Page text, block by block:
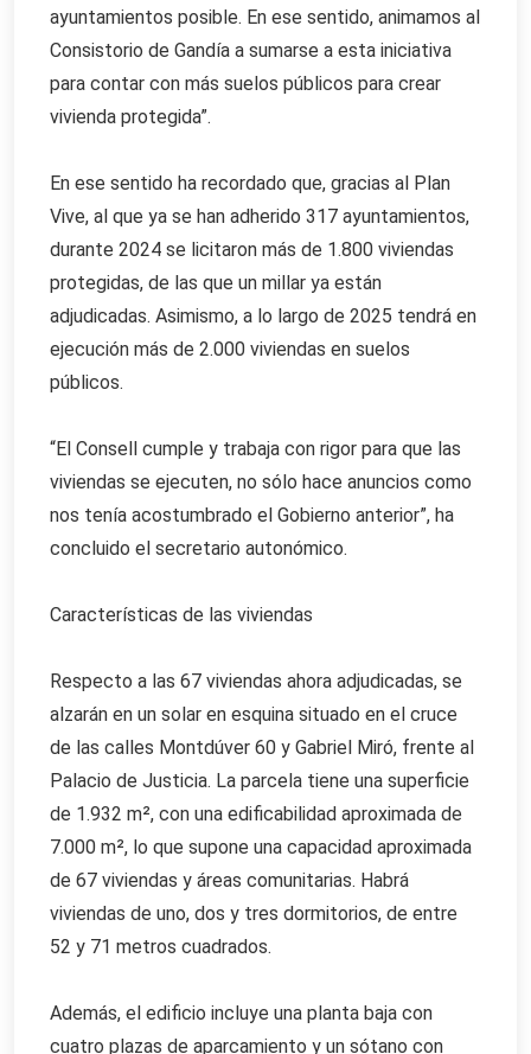
ayuntamientos posible. En ese sentido, animamos al
Consistorio de Gandía a sumarse a esta iniciativa
para contar con más suelos públicos para crear
vivienda protegida”.
En ese sentido ha recordado que, gracias al Plan
Vive, al que ya se han adherido 317 ayuntamientos,
durante 2024 se licitaron más de 1.800 viviendas
protegidas, de las que un millar ya están
adjudicadas. Asimismo, a lo largo de 2025 tendrá en
ejecución más de 2.000 viviendas en suelos
públicos.
“El Consell cumple y trabaja con rigor para que las
viviendas se ejecuten, no sólo hace anuncios como
nos tenía acostumbrado el Gobierno anterior”, ha
concluido el secretario autonómico.
Características de las viviendas
Respecto a las 67 viviendas ahora adjudicadas, se
alzarán en un solar en esquina situado en el cruce
de las calles Montdúver 60 y Gabriel Miró, frente al
Palacio de Justicia. La parcela tiene una superficie
de 1.932 m², con una edificabilidad aproximada de
7.000 m², lo que supone una capacidad aproximada
de 67 viviendas y áreas comunitarias. Habrá
viviendas de uno, dos y tres dormitorios, de entre
52 y 71 metros cuadrados.
Además, el edificio incluye una planta baja con
cuatro plazas de aparcamiento y un sótano con